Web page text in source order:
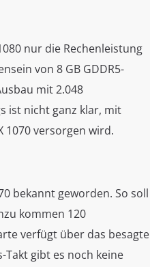
nur die Rechenleistung
von 8 GB GDDR5-
mit 2.048
ist nicht ganz klar, mit
1070 versorgen wird.
bekannt geworden. So soll
kommen 120
verfügt über das besagte
Takt gibt es noch keine